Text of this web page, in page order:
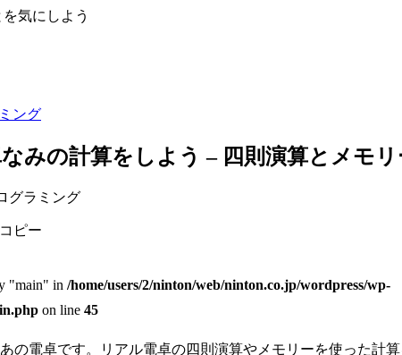
気にしよう
ング
みの計算をしよう – 四則演算とメモリ
グラミング
コピー
"main" in /home/users/2/ninton/web/ninton.co.jp/wordpress/wp-
on line 45
の電卓です。リアル電卓の四則演算やメモリーを使った計